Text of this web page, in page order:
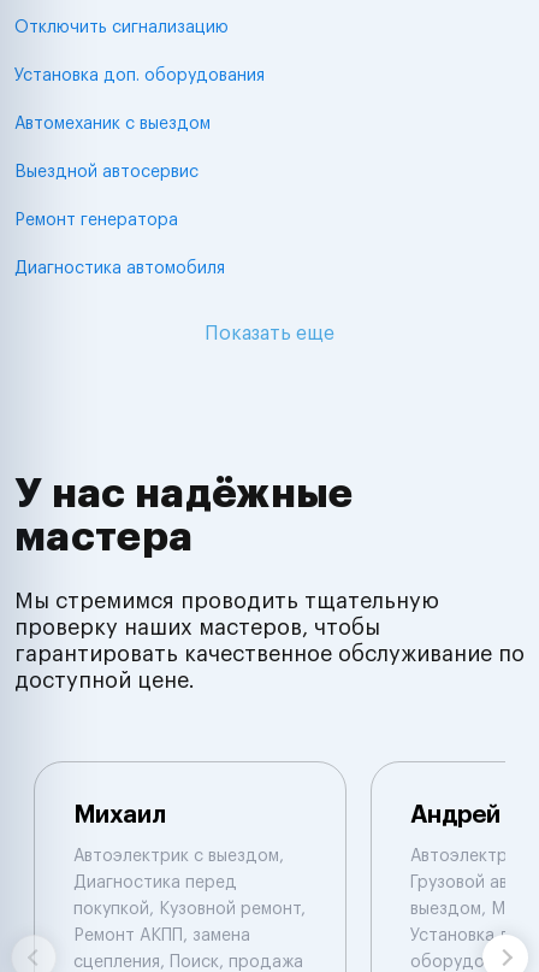
Отключить сигнализацию
Установка доп. оборудования
Автомеханик с выездом
Выездной автосервис
Ремонт генератора
Диагностика автомобиля
Показать еще
У нас надёжные
мастера
Мы стремимся проводить тщательную
проверку наших мастеров, чтобы
гарантировать качественное обслуживание по
доступной цене.
Михаил
Автоэлектрик с выездом,
Диагностика перед
покупкой, Кузовной ремонт,
Ремонт АКПП, замена
сцепления, Поиск, продажа
Андрей
Автоэлектрик
Грузовой
выездом,
Установка доп.
оборудования,